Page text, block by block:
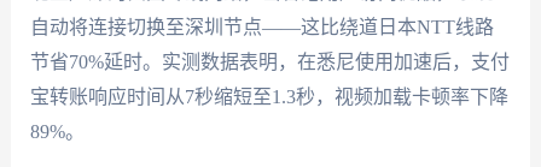
自动将连接切换至深圳节点——这比绕道日本NTT线路
节省70%延时。实测数据表明，在悉尼使用加速后，支付
宝转账响应时间从7秒缩短至1.3秒，视频加载卡顿率下降
89%。